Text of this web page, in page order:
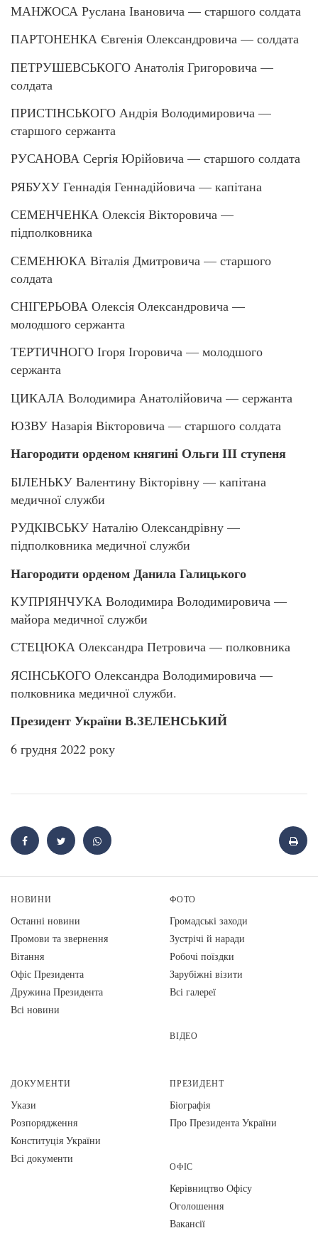
МАНЖОСА Руслана Івановича — старшого солдата
ПАРТОНЕНКА Євгенія Олександровича — солдата
ПЕТРУШЕВСЬКОГО Анатолія Григоровича —
солдата
ПРИСТІНСЬКОГО Андрія Володимировича —
старшого сержанта
РУСАНОВА Сергія Юрійовича — старшого солдата
РЯБУХУ Геннадія Геннадійовича — капітана
СЕМЕНЧЕНКА Олексія Вікторовича —
підполковника
СЕМЕНЮКА Віталія Дмитровича — старшого
солдата
СНІГЕРЬОВА Олексія Олександровича —
молодшого сержанта
ТЕРТИЧНОГО Ігоря Ігоровича — молодшого
сержанта
ЦИКАЛА Володимира Анатолійовича — сержанта
ЮЗВУ Назарія Вікторовича — старшого солдата
Нагородити орденом княгині Ольги ІІІ ступеня
БІЛЕНЬКУ Валентину Вікторівну — капітана
медичної служби
РУДКІВСЬКУ Наталію Олександрівну —
підполковника медичної служби
Нагородити орденом Данила Галицького
КУПРІЯНЧУКА Володимира Володимировича —
майора медичної служби
СТЕЦЮКА Олександра Петровича — полковника
ЯСІНСЬКОГО Олександра Володимировича —
полковника медичної служби.
Президент України В.ЗЕЛЕНСЬКИЙ
6 грудня 2022 року
НОВИНИ
Останні новини
Промови та звернення
Вiтання
Офіс Президента
Дружина Президента
Всі новини
ФОТО
Громадські заходи
Зустрічі й наради
Робочі поїздки
Зарубіжні візити
Всі галереї
ВІДЕО
ДОКУМЕНТИ
Укази
Розпорядження
Конституція України
Всі документи
ПРЕЗИДЕНТ
Біографія
Про Президента України
ОФІС
Керівництво Офісу
Оголошення
Вакансії